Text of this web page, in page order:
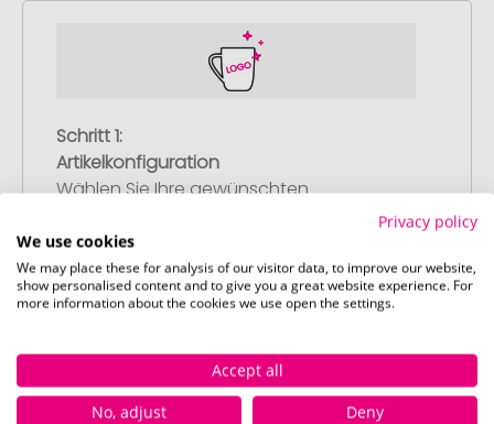
Schritt 1:
Artikelkonfiguration
Wählen Sie Ihre gewünschten
Werbeartikel aus und passen Sie diese
nach Ihren Vorstellungen an.
Anschließend legen Sie die konfigurierten
Artikel in Ihren Warenkorb.
Privacy policy
We use cookies
We may place these for analysis of our visitor data, to improve our website,
show personalised content and to give you a great website experience. For
more information about the cookies we use open the settings.
Accept all
No, adjust
Deny